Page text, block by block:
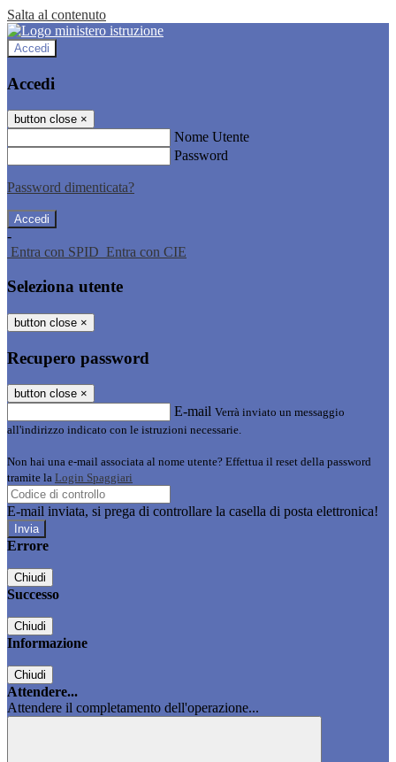
Salta al contenuto
Accedi
Accedi
button close ×
Nome Utente
Password
Password dimenticata?
-
Entra con SPID Entra con CIE
Seleziona utente
button close ×
Recupero password
button close ×
E-mail Verrà inviato un messaggio
all'indirizzo indicato con le istruzioni necessarie.
Non hai una e-mail associata al nome utente? Effettua il reset della password
tramite la Login Spaggiari
E-mail inviata, si prega di controllare la casella di posta elettronica!
Errore
Chiudi
Successo
Chiudi
Informazione
Chiudi
Attendere...
Attendere il completamento dell'operazione...